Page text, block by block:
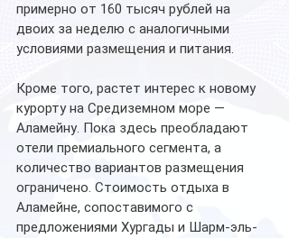
примерно от 160 тысяч рублей на
двоих за неделю с аналогичными
условиями размещения и питания.
Кроме того, растет интерес к новому
курорту на Средиземном море —
Аламейну. Пока здесь преобладают
отели премиального сегмента, а
количество вариантов размещения
ограничено. Стоимость отдыха в
Аламейне, сопоставимого с
предложениями Хургады и Шарм-эль-